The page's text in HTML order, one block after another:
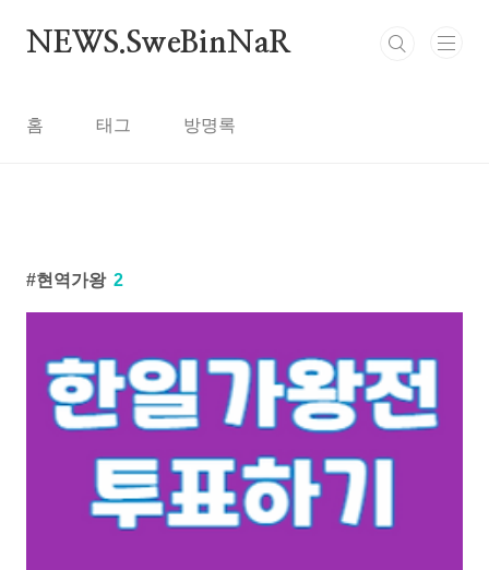
NEWS.SweBinNaR
홈 태그 방명록
현역가왕 2